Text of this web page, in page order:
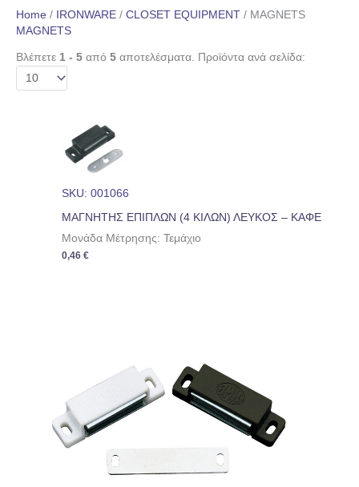
Home / IRONWARE / CLOSET EQUIPMENT / MAGNETS
MAGNETS
Βλέπετε 1 - 5 από 5 αποτελέσματα. Προϊόντα ανά σελίδα:
SKU: 001066
ΜΑΓΝΗΤΗΣ ΕΠΙΠΛΩΝ (4 ΚΙΛΩΝ) ΛΕΥΚΟΣ – ΚΑΦΕ
Μονάδα Μέτρησης: Τεμάχιο
0,46€